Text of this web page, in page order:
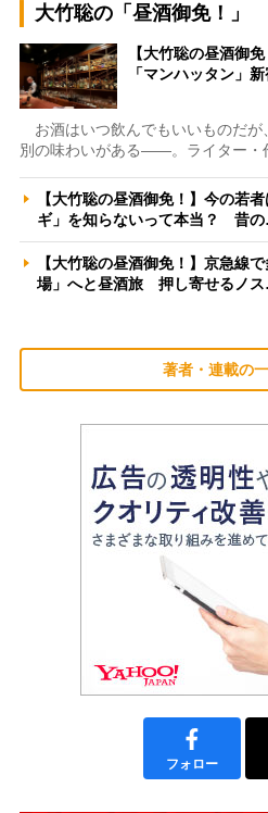
大竹聡の「昼酒御免！」
【大竹聡の昼酒御
「マンハッタン」
お酒はいつ飲んでもいいものだが
別の味わいがある――。ライター・
【大竹聡の昼酒御免！】今の若
ギ」を知らないって本当？ 昔
【大竹聡の昼酒御免！】京急線
場」へと昼酒旅 押し寄せるノ
著者・連載の
フォロー